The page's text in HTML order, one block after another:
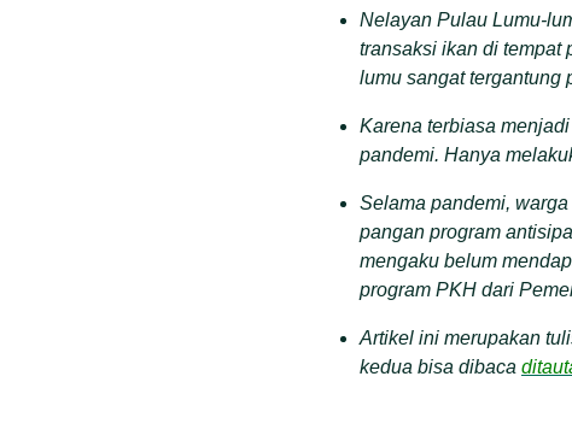
Nelayan Pulau Lumu-
transaksi ikan di tempat
lumu sangat tergantung
Karena terbiasa
pandemi. Hanya
Selama pandemi,
pangan program
mengaku belum
program PKH dari
Artikel ini merupakan
kedua bisa dibaca